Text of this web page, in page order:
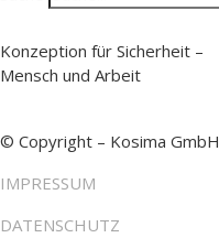
Konzeption für Sicherheit –
Mensch und Arbeit
© Copyright – Kosima GmbH
IMPRESSUM
DATENSCHUTZ